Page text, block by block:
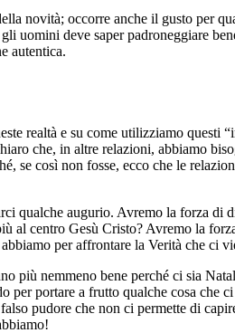
novità; occorre anche il gusto per
deve saper padroneggiare
autentica.
realtà e su come utilizziamo
che, in altre relazioni, abbiamo
se così non fosse, ecco che le
qualche augurio. Avremo la forza di
al centro Gesù Cristo? Avremo la
per affrontare la Verità che ci
più nemmeno bene perché ci sia
per portare a frutto qualche cosa
pudore che non ci permette di